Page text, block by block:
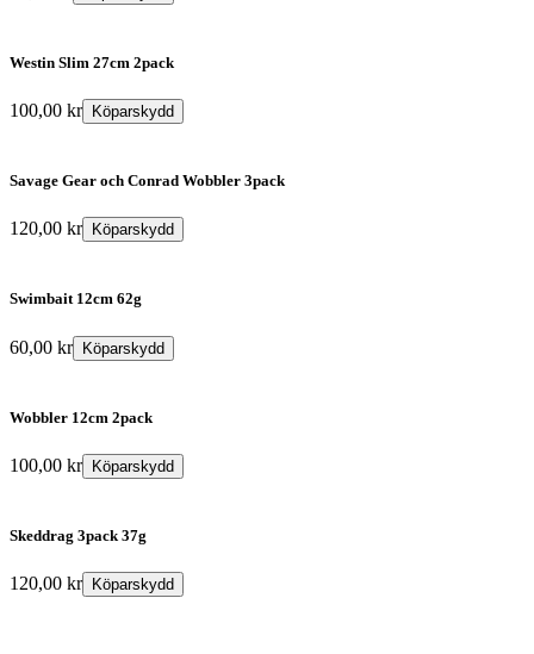
Westin Slim 27cm 2pack
100,00 kr Köparskydd
Savage Gear och Conrad Wobbler 3pack
120,00 kr Köparskydd
Swimbait 12cm 62g
60,00 kr Köparskydd
Wobbler 12cm 2pack
100,00 kr Köparskydd
Skeddrag 3pack 37g
120,00 kr Köparskydd